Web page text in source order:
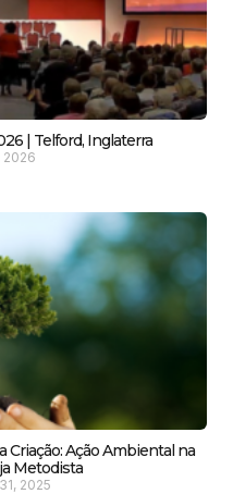
| Telford, Inglaterra
2026
Criação: Ação Ambiental na
Metodista
2025